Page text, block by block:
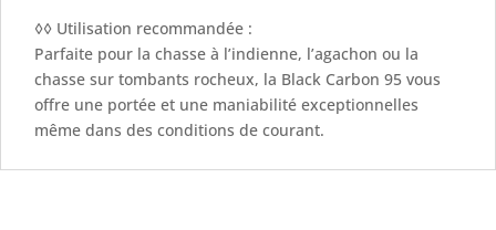
◊◊ Utilisation recommandée :
Parfaite pour la chasse à l’indienne, l’agachon ou la
chasse sur tombants rocheux, la Black Carbon 95 vous
offre une portée et une maniabilité exceptionnelles
même dans des conditions de courant.